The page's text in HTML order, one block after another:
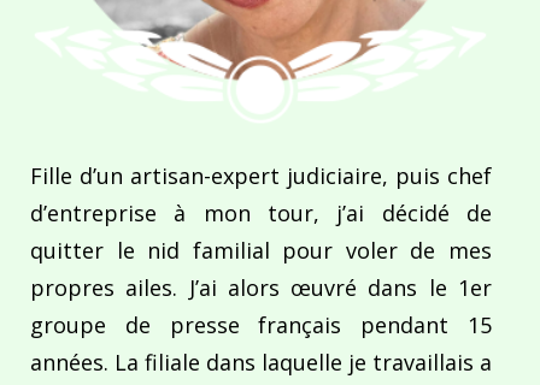
Fille d’un artisan-expert judiciaire, puis chef
d’entreprise à mon tour, j’ai décidé de
quitter le nid familial pour voler de mes
propres ailes. J’ai alors œuvré dans le 1er
groupe de presse français pendant 15
années. La filiale dans laquelle je travaillais a